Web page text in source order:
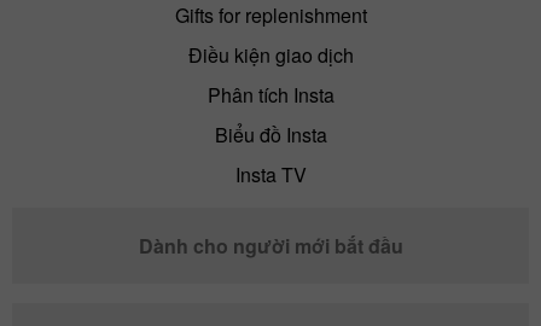
Gifts for replenishment
Điều kiện giao dịch
Phân tích Insta
Biểu đồ Insta
Insta TV
Dành cho người mới bắt đầu